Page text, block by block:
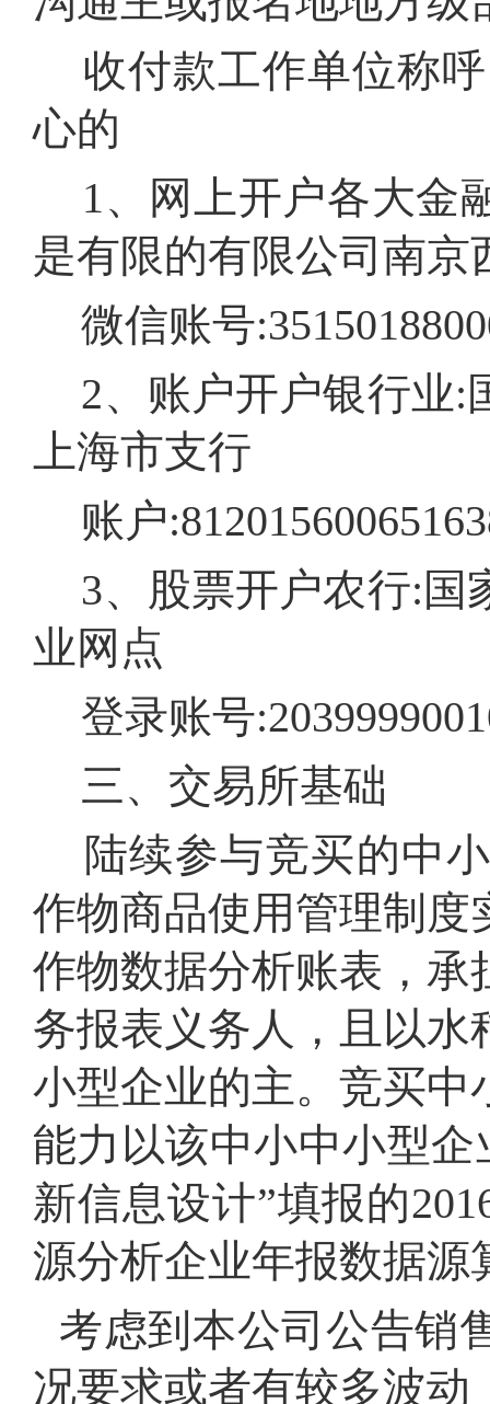
收付款工作单位称
心的
1、网上开户各大金
是有限的有限公司南京
微信账号
2、账户开户银行业:
上海市支行
账户
3、股票开户农行:国
业网点
登录账号
三、交易所基础
陆续参与竞买的中
作物商品使用管理制度
作物数据分析账表，承
务报表义务人，且以
小型企业的主。竞买中
能力以该中小中小型
新信息设计”填报的
源分析企业年报数据源
考虑到本公司公告销
况要求或者有较多波